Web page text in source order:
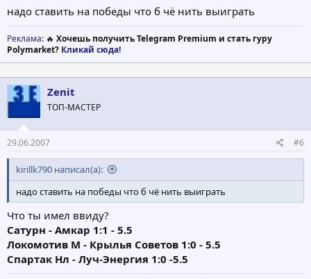
надо ставить на победы что б чё нить выиграть
Реклама: 🔥 Хочешь получить Telegram Premium и стать гуру
Polymarket? Кликай сюда!
Zenit
ТОП-МАСТЕР
29.06.2007 #6
kirillk790 написал(а):
надо ставить на победы что б чё нить выиграть
Что ты имел ввиду?
Сатурн - Амкар 1:1 - 5.5
Локомотив М - Крылья Советов 1:0 - 5.5
Спартак Нл - Луч-Энергия 1:0 -5.5